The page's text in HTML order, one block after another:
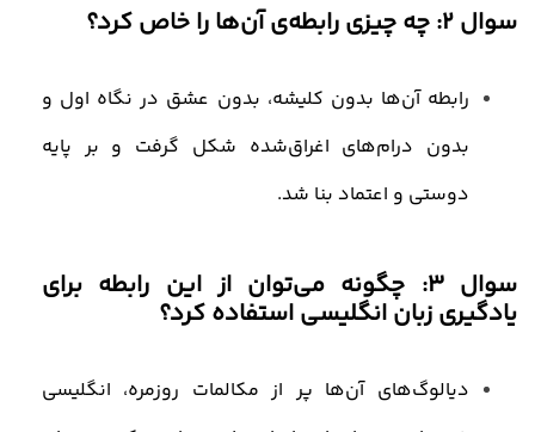
سوال ۲: چه چیزی رابطه‌ی آن‌ها را خاص کرد؟
رابطه آن‌ها بدون کلیشه، بدون عشق در نگاه اول و
بدون درام‌های اغراق‌شده شکل گرفت و بر پایه
دوستی و اعتماد بنا شد.
سوال ۳: چگونه می‌توان از این رابطه برای
یادگیری زبان انگلیسی استفاده کرد؟
دیالوگ‌های آن‌ها پر از مکالمات روزمره، انگلیسی